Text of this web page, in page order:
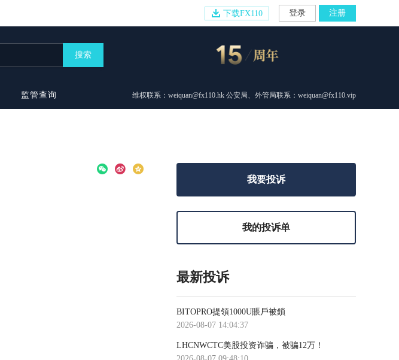
登录 注册
下载FX110
搜索
监管查询 维权联系：weiquan@fx110.hk 公安局、外管局联系：weiquan@fx110.vip
我要投诉
我的投诉单
最新投诉
BITOPRO提領1000U賬戶被鎖
2026-08-07 14:04:37
LHCNWCTC美股投资诈骗，被骗12万！